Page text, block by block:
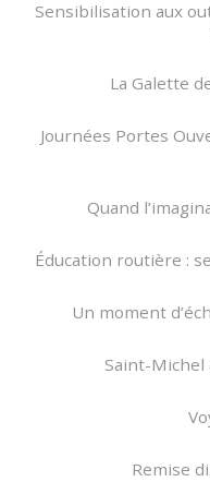
Sensibilisation aux
La Galette
Journées Portes
Quand
Éducation routière :
Un moment
Saint-Michel
Remise